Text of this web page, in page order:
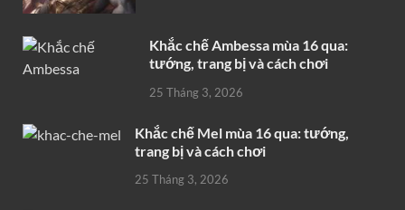
Khắc chế Ambessa mùa 16 qua:
tướng, trang bị và cách chơi
25 Tháng 3, 2026
Khắc chế Mel mùa 16 qua: tướng,
trang bị và cách chơi
25 Tháng 3, 2026